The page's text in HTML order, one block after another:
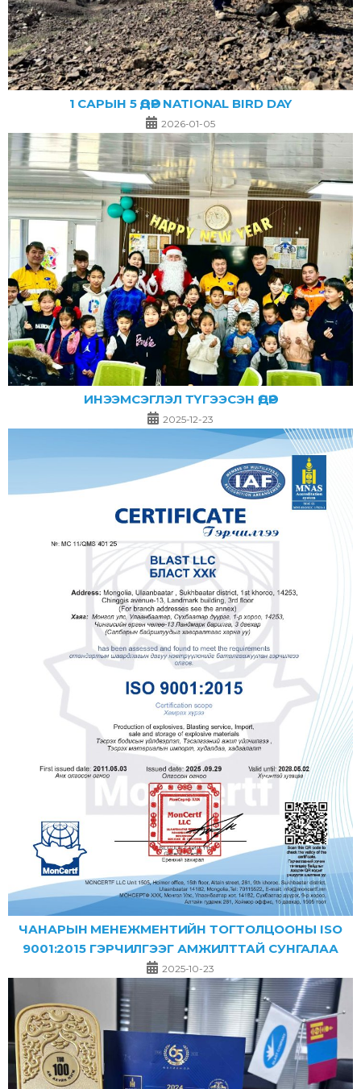
1 САРЫН 5 ӨДӨР NATIONAL BIRD DAY
2026-01-05
ИНЭЭМСЭГЛЭЛ ТҮГЭЭСЭН ӨДӨР
2025-12-23
ЧАНАРЫН МЕНЕЖМЕНТИЙН ТОГТОЛЦООНЫ ISO
9001:2015 ГЭРЧИЛГЭЭГ АМЖИЛТТАЙ СУНГАЛАА
2025-10-23